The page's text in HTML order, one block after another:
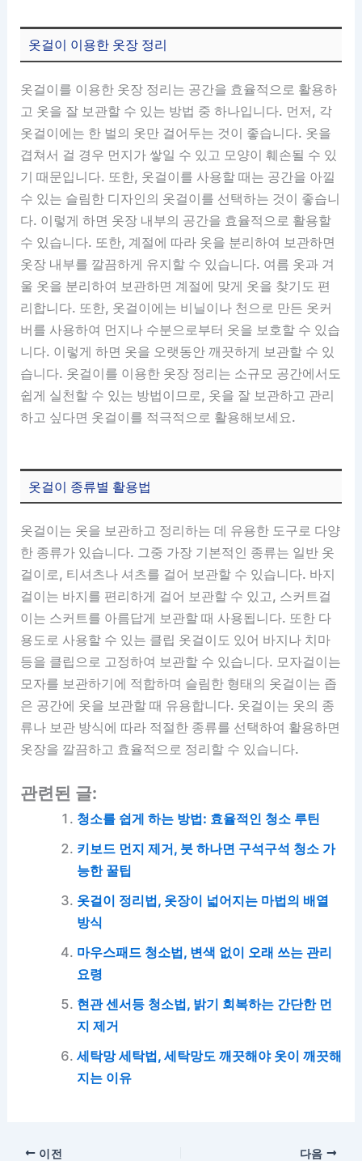
옷걸이 이용한 옷장 정리
옷걸이를 이용한 옷장 정리는 공간을 효율적으로 활용하
고 옷을 잘 보관할 수 있는 방법 중 하나입니다. 먼저, 각
옷걸이에는 한 벌의 옷만 걸어두는 것이 좋습니다. 옷을
겹쳐서 걸 경우 먼지가 쌓일 수 있고 모양이 훼손될 수 있
기 때문입니다. 또한, 옷걸이를 사용할 때는 공간을 아낄
수 있는 슬림한 디자인의 옷걸이를 선택하는 것이 좋습니
다. 이렇게 하면 옷장 내부의 공간을 효율적으로 활용할
수 있습니다. 또한, 계절에 따라 옷을 분리하여 보관하면
옷장 내부를 깔끔하게 유지할 수 있습니다. 여름 옷과 겨
울 옷을 분리하여 보관하면 계절에 맞게 옷을 찾기도 편
리합니다. 또한, 옷걸이에는 비닐이나 천으로 만든 옷커
버를 사용하여 먼지나 수분으로부터 옷을 보호할 수 있습
니다. 이렇게 하면 옷을 오랫동안 깨끗하게 보관할 수 있
습니다. 옷걸이를 이용한 옷장 정리는 소규모 공간에서도
쉽게 실천할 수 있는 방법이므로, 옷을 잘 보관하고 관리
하고 싶다면 옷걸이를 적극적으로 활용해보세요.
옷걸이 종류별 활용법
옷걸이는 옷을 보관하고 정리하는 데 유용한 도구로 다양
한 종류가 있습니다. 그중 가장 기본적인 종류는 일반 옷
걸이로, 티셔츠나 셔츠를 걸어 보관할 수 있습니다. 바지
걸이는 바지를 편리하게 걸어 보관할 수 있고, 스커트걸
이는 스커트를 아름답게 보관할 때 사용됩니다. 또한 다
용도로 사용할 수 있는 클립 옷걸이도 있어 바지나 치마
등을 클립으로 고정하여 보관할 수 있습니다. 모자걸이는
모자를 보관하기에 적합하며 슬림한 형태의 옷걸이는 좁
은 공간에 옷을 보관할 때 유용합니다. 옷걸이는 옷의 종
류나 보관 방식에 따라 적절한 종류를 선택하여 활용하면
옷장을 깔끔하고 효율적으로 정리할 수 있습니다.
관련된 글:
청소를 쉽게 하는 방법: 효율적인 청소 루틴
키보드 먼지 제거, 붓 하나면 구석구석 청소 가
능한 꿀팁
옷걸이 정리법, 옷장이 넓어지는 마법의 배열
방식
마우스패드 청소법, 변색 없이 오래 쓰는 관리
요령
현관 센서등 청소법, 밝기 회복하는 간단한 먼
지 제거
세탁망 세탁법, 세탁망도 깨끗해야 옷이 깨끗해
지는 이유
이전 다음